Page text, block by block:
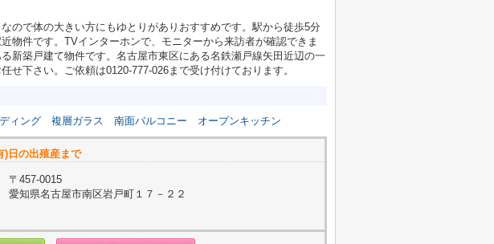
ので体の大きい方にもゆとりがありおすすめです。駅から徒歩5分
物件です。TVインターホンで、モニターから来訪者が確認できま
新築戸建て物件です。名古屋市東区にある名鉄瀬戸線矢田近辺の一
せ下さい。ご依頼は0120-777-026まで受け付けております。
ィング 複層ガラス 南面バルコニー オープンキッチン
日の出殖産まで
〒457-0015
愛知県名古屋市南区岩戸町１７－２２